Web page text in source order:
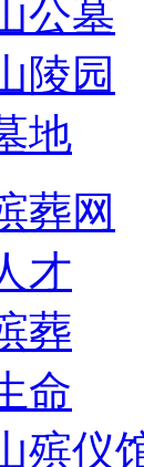
公墓
陵园
地
葬网
才
葬
命
殡仪